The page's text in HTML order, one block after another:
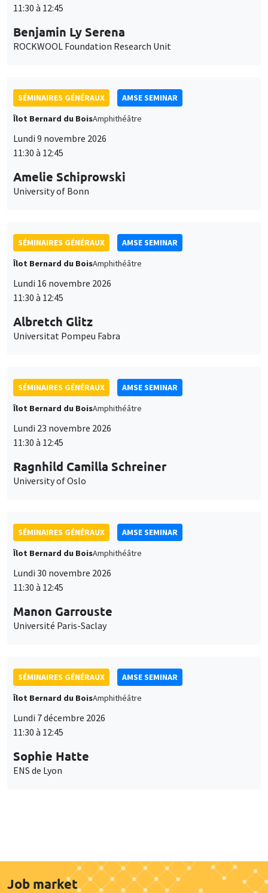
11:30 à 12:45
Benjamin Ly Serena
ROCKWOOL Foundation Research Unit
SÉMINAIRES GÉNÉRAUX
AMSE SEMINAR
Îlot Bernard du BoisAmphithéâtre
Lundi 9 novembre 2026
11:30 à 12:45
Amelie Schiprowski
University of Bonn
SÉMINAIRES GÉNÉRAUX
AMSE SEMINAR
Îlot Bernard du BoisAmphithéâtre
Lundi 16 novembre 2026
11:30 à 12:45
Albretch Glitz
Universitat Pompeu Fabra
SÉMINAIRES GÉNÉRAUX
AMSE SEMINAR
Îlot Bernard du BoisAmphithéâtre
Lundi 23 novembre 2026
11:30 à 12:45
Ragnhild Camilla Schreiner
University of Oslo
SÉMINAIRES GÉNÉRAUX
AMSE SEMINAR
Îlot Bernard du BoisAmphithéâtre
Lundi 30 novembre 2026
11:30 à 12:45
Manon Garrouste
Université Paris-Saclay
SÉMINAIRES GÉNÉRAUX
AMSE SEMINAR
Îlot Bernard du BoisAmphithéâtre
Lundi 7 décembre 2026
11:30 à 12:45
Sophie Hatte
ENS de Lyon
Job market